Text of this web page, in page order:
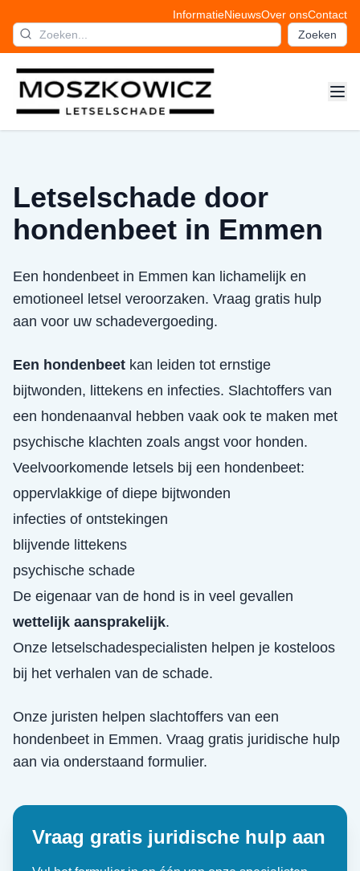
InformatieNieuwsOver onsContact
Zoeken
Letselschade door
hondenbeet in Emmen
Een hondenbeet in Emmen kan lichamelijk en
emotioneel letsel veroorzaken. Vraag gratis hulp
aan voor uw schadevergoeding.
Een hondenbeet kan leiden tot ernstige
bijtwonden, littekens en infecties. Slachtoffers van
een hondenaanval hebben vaak ook te maken met
psychische klachten zoals angst voor honden.
Veelvoorkomende letsels bij een hondenbeet:
oppervlakkige of diepe bijtwonden
infecties of ontstekingen
blijvende littekens
psychische schade
De eigenaar van de hond is in veel gevallen
wettelijk aansprakelijk.
Onze letselschadespecialisten helpen je kosteloos
bij het verhalen van de schade.
Onze juristen helpen slachtoffers van een
hondenbeet in Emmen. Vraag gratis juridische hulp
aan via onderstaand formulier.
Vraag gratis juridische hulp aan